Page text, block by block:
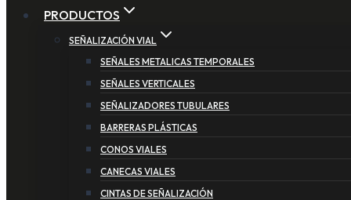
PRODUCTOS
SEÑALIZACIÓN VIAL
SEÑALES METALICAS TEMPORALES
SEÑALES VERTICALES
SEÑALIZADORES TUBULARES
BARRERAS PLÁSTICAS
CONOS VIALES
CANECAS VIALES
CINTAS DE SEÑALIZACIÓN